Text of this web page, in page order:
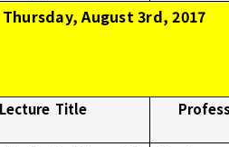
Thursday, August 3rd, 2017
Lecture Title